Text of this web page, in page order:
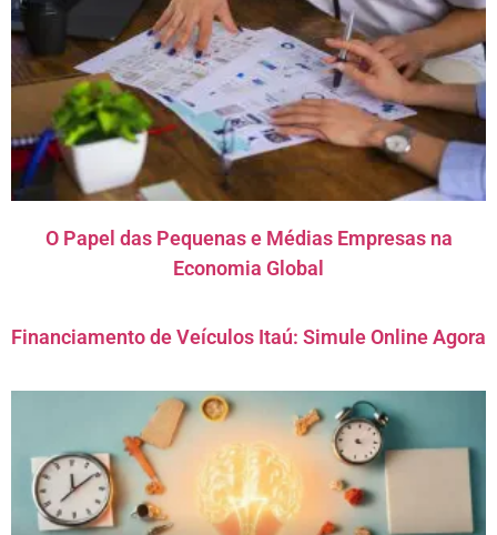
O Papel das Pequenas e Médias Empresas na
Economia Global
Financiamento de Veículos Itaú: Simule Online Agora